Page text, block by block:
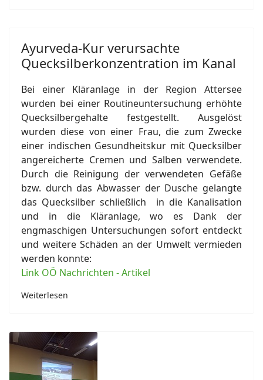
Ayurveda-Kur verursachte
Quecksilberkonzentration im Kanal
Bei einer Kläranlage in der Region Attersee
wurden bei einer Routineuntersuchung erhöhte
Quecksilbergehalte festgestellt. Ausgelöst
wurden diese von einer Frau, die zum Zwecke
einer indischen Gesundheitskur mit Quecksilber
angereicherte Cremen und Salben verwendete.
Durch die Reinigung der verwendeten Gefäße
bzw. durch das Abwasser der Dusche gelangte
das Quecksilber schließlich in die Kanalisation
und in die Kläranlage, wo es Dank der
engmaschigen Untersuchungen sofort entdeckt
und weitere Schäden an der Umwelt vermieden
werden konnte:
Link OÖ Nachrichten - Artikel
Weiterlesen